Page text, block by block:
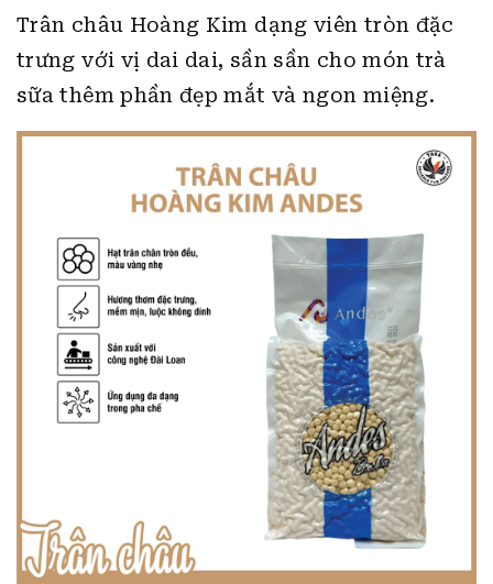
Trân châu Hoàng Kim dạng viên tròn đặc
trưng với vị dai dai, sần sần cho món trà
sữa thêm phần đẹp mắt và ngon miệng.